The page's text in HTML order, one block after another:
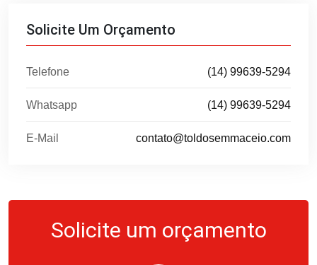
Solicite Um Orçamento
Telefone (14) 99639-5294
Whatsapp (14) 99639-5294
E-Mail contato@toldosemmaceio.com
Solicite um orçamento